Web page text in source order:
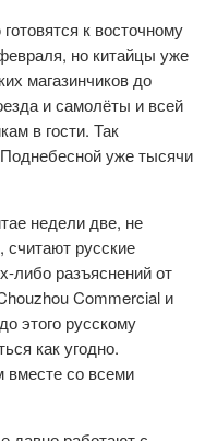
к восточному
но китайцы уже
магазинчиков до
и самолёты и всей
в гости. Так
уже тысячи
недели две, не
считают русские
либо разъяснений от
Commercial и
этого русскому
как угодно.
вместе со всеми